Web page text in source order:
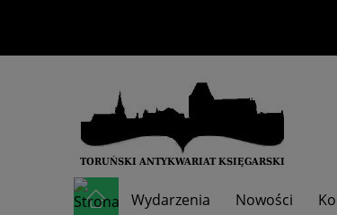
Wydarzenia Nowości